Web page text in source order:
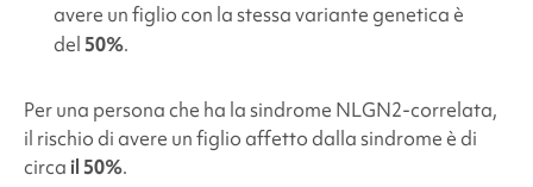
avere un figlio con la stessa variante genetica è
del 50%.
Per una persona che ha lasindrome NLGN2-correlata,
il rischio di avere un figlio affetto dalla sindrome è di
circa il 50%.